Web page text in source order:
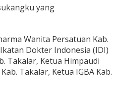
yang
Wanita Persatuan Kab.
Dokter Indonesia (IDI)
Takalar, Ketua Himpaudi
Takalar, Ketua IGBA Kab.